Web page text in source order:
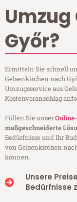
Győr?
Ermitteln Sie schnell
Gelsenkirchen nach
Umzugsservice aus
Kostenvoranschlag
Füllen Sie unser
maßgeschneiderte
Bedürfnisse und Ihr
von Gelsenkirchen
können.
Unsere
Bedürfnisse